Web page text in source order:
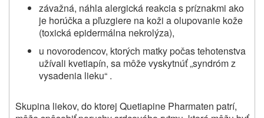
závažná, náhla alergická reakcia s príznakmi ako
je horúčka a pľuzgiere na koži a olupovanie kože
(toxická epidermálna nekrolýza),
u novorodencov, ktorých matky počas tehotenstva
užívali kvetiapín, sa môže vyskytnúť „syndróm z
vysadenia lieku“ .
Skupina liekov, do ktorej Quetiapine Pharmaten patrí,